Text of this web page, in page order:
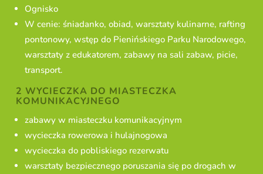
Ognisko
W cenie: śniadanko, obiad, warsztaty kulinarne, rafting
pontonowy, wstęp do Pienińskiego Parku Narodowego,
warsztaty z edukatorem, zabawy na sali zabaw, picie,
transport.
2 WYCIECZKA DO MIASTECZKA
KOMUNIKACYJNEGO
zabawy w miasteczku komunikacyjnym
wycieczka rowerowa i hulajnogowa
wycieczka do pobliskiego rezerwatu
warsztaty bezpiecznego poruszania się po drogach w